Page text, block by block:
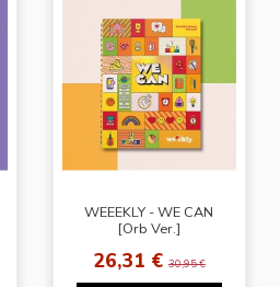
WEEEKLY - WE CAN
[Orb Ver.]
26,31 €30,95 €